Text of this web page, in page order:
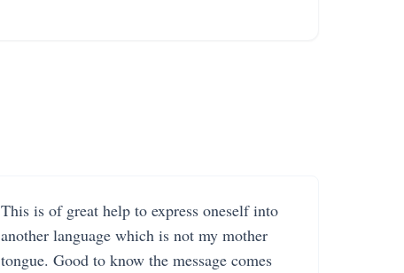
This is of great help to express oneself into
another language which is not my mother
tongue. Good to know the message comes